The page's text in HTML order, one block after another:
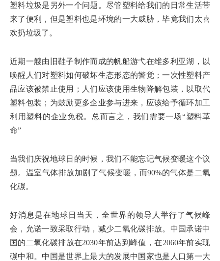
塑料垃圾是另外一个问题。尽管塑料给我们的日常生活带
来了便利，但是塑料也是环境的一大威胁，毕竟我们太喜
欢扔垃圾了。
近期一艘由旧鞋子制作而成的帆船游弋在维多利亚湖，以
唤醒人们对塑料如何破坏生态形态的警觉；一次性塑料产
品应该被禁止使用；人们应该使用生物降解包装，以取代
塑料包装；为鼓励更多企业参与进来，应该给予循环加工
利用塑料的企业免税。总而言之，我们需要一场“塑料革
命”
当我们庆祝地球日的时候，我们不能忘记气候变暖这个议
题。温室气体排放加剧了气候变暖，而90%的气体是二氧
化碳。
好消息是在地球日当天，全世界的领导人举行了气候峰
会，允诺一致采取行动，减少二氧化碳排放。中国承诺中
国的二氧化碳排放在2030年前达到峰值，在2060年前实现
碳中和。中国是世界上最大的发展中国家也是人口第一大